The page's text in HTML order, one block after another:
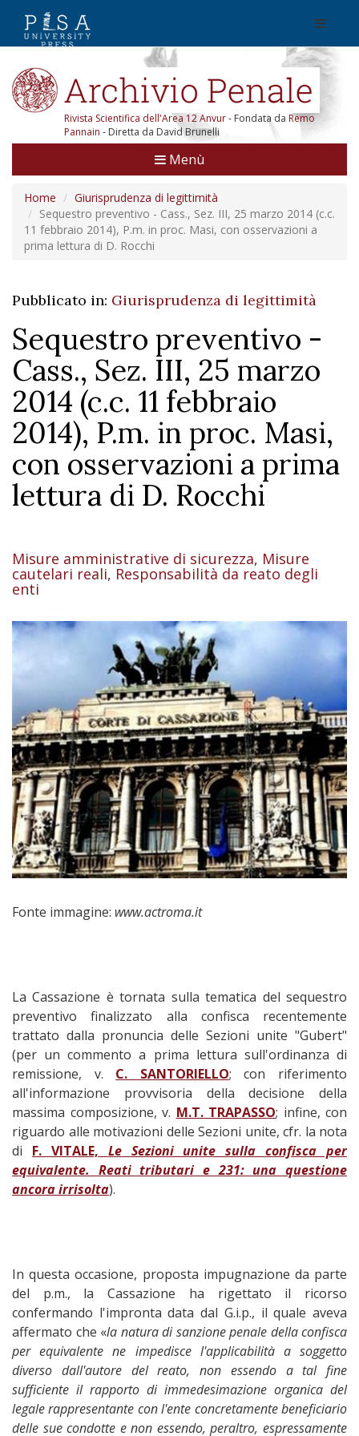
Rivista Scientifica dell'Area 12 Anvur- Fondata da Remo
Pannain - Diretta da David Brunelli
Menù
Home
Giurisprudenza di legittimità
Sequestro preventivo - Cass., Sez. III, 25 marzo 2014 (c.c.
11 febbraio 2014), P.m. in proc. Masi, con osservazioni a
prima lettura di D. Rocchi
Pubblicato in: Giurisprudenza di legittimità
Sequestro preventivo -
Cass., Sez. III, 25 marzo
2014 (c.c. 11 febbraio
2014), P.m. in proc. Masi,
con osservazioni a prima
lettura di D. Rocchi
Misure amministrative di sicurezza, Misure
cautelari reali, Responsabilità da reato degli
enti
Fonte immagine: www.actroma.it
La Cassazione è tornata sulla tematica del sequestro
preventivo finalizzato alla confisca recentemente
trattato dalla pronuncia delle Sezioni unite "Gubert"
(per un commento a prima lettura sull'ordinanza di
remissione, v. C. SANTORIELLO; con riferimento
all'informazione provvisoria della decisione della
massima composizione, v. M.T. TRAPASSO; infine, con
riguardo alle motivazioni delle Sezioni unite, cfr. la nota
di F. VITALE, Le Sezioni unite sulla confisca per
equivalente. Reati tributari e 231: una questione
ancora irrisolta).
In questa occasione, proposta impugnazione da parte
del p.m., la Cassazione ha rigettato il ricorso
confermando l'impronta data dal G.i.p., il quale aveva
affermato che «la natura di sanzione penale della confisca
per equivalente ne impedisce l'applicabilità a soggetto
diverso dall'autore del reato, non essendo a tal fine
sufficiente il rapporto di immedesimazione organica del
legale rappresentante con l'ente concretamente beneficiario
delle sue condotte e non essendo, peraltro, espressamente